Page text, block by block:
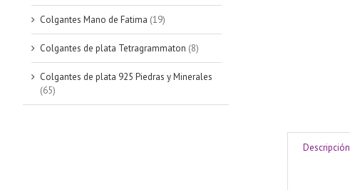
Descripción
Colgantes Mano de Fatima (19)
Colgantes de plata Tetragrammaton (8)
Colgantes de plata 925 Piedras y Minerales
(65)